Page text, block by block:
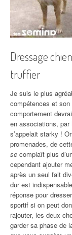
Dressage
truffier
Je suis le plus
compétences et
comportement
en associations,
s’appelait starky !
promenades, de
se complaît plus
cependant ajouter
après un seul fait
dur est
réponse pour
sportif si on peut
rajouter, les deux
garder sa phase de